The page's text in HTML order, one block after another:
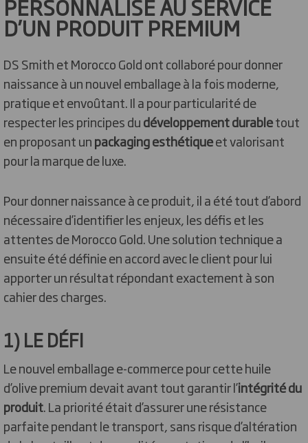
PERSONNALISÉ AU SERVICE
D’UN PRODUIT PREMIUM
DS Smith et Morocco Gold ont collaboré pour donner
naissance à un nouvel emballage à la fois moderne,
pratique et envoûtant. Il a pour particularité de
respecter les principes dudéveloppement durabletout
en proposant unpackaging esthétiqueet valorisant
pour la marque de luxe.
Pour donner naissance à ce produit, il a été tout d’abord
nécessaire d’identifier les enjeux, les défis et les
attentes de Morocco Gold. Une solution technique a
ensuite été définie en accord avec le client pour lui
apporter un résultat répondant exactement à son
cahier des charges.
1) LE DÉFI
Le nouvel emballage e-commerce pour cette huile
d’olive premium devait avant tout garantir l’intégrité du
produit. La priorité était d’assurer une résistance
parfaite pendant le transport, sans risque d’altération